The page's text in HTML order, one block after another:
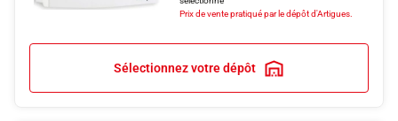
Prix de vente pratiqué par le dépôt d'Artigues.
Sélectionnez votre dépôt